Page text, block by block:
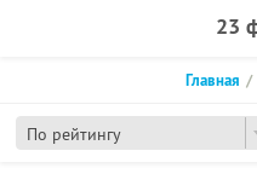
23
По рейтингу
Главная